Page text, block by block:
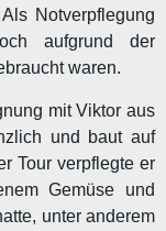
Notverpflegung
aufgrund der
waren.
mit Viktor aus
und baut auf
Tour verpflegte er
Gemüse und
unter anderem